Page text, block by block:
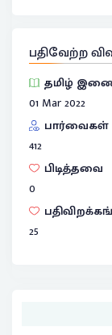
பதிவேற்ற
தமிழ்
01 Mar 2022
பார்வைகள்
412
பிடித்தவை
0
25